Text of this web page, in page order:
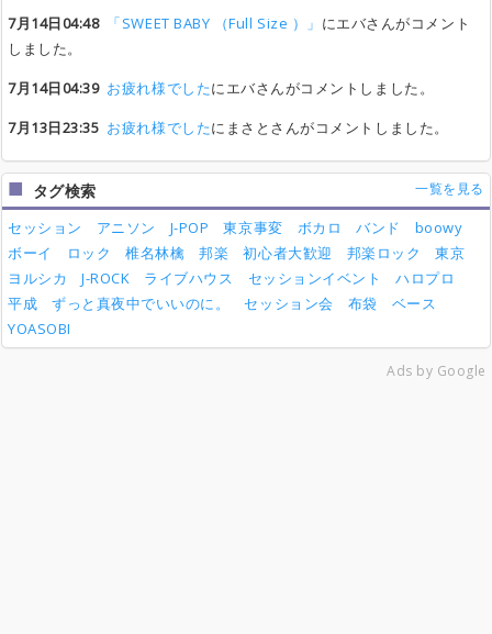
7月14日04:48
「SWEET BABY （Full Size ）」 にエバさんがコメント
しました。
7月14日04:39 お疲れ様でしたにエバさんがコメントしました。
7月13日23:35 お疲れ様でしたにまさとさんがコメントしました。
タグ検索 一覧を見る
セッション アニソン J-POP 東京事変 ボカロ バンド
boowy
ボーイ
ロック 椎名林檎 邦楽 初心者大歓迎 邦楽ロック
東京
ヨルシカ
J-ROCK ライブハウス セッションイベント
ハロプロ
平成
ずっと真夜中でいいのに。 セッション会 布袋
ベース
YOASOBI
Ads by Google